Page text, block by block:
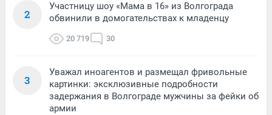
2
Участницу шоу «Мама в 16» из Волгограда
обвинили в домогательствах к младенцу
20 719 30
3
Уважал иноагентов и размещал фривольные
картинки: эксклюзивные подробности
задержания в Волгограде мужчины за фейки об
армии